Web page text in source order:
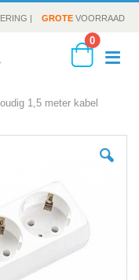
| GROTE VOORRAAD
Cart
0
1,5 meter kabel